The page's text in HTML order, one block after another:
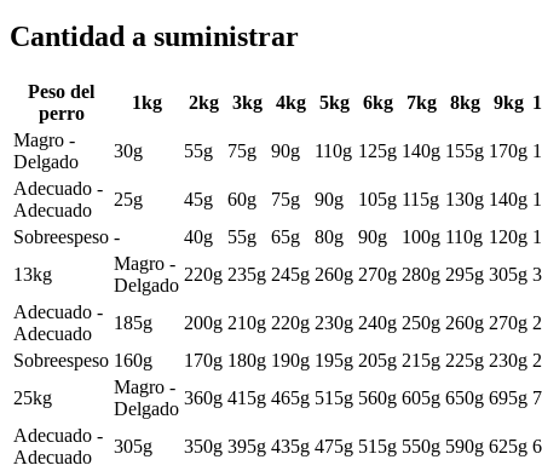
Cantidad a suministrar
Peso del
perro
1kg 2kg 3kg 4kg 5kg 6kg 7kg 8kg 9kg
Magro -
Delgado
30g 55g 75g 90g 110g 125g 140g 155g 170g
Adecuado -
Adecuado
25g 45g 60g 75g 90g 105g 115g 130g 140g
Sobreespeso - 40g 55g 65g 80g 90g 100g 110g 120g
13kg
Magro -
Delgado
220g 235g 245g 260g 270g 280g 295g 305g
Adecuado -
Adecuado
185g 200g 210g 220g 230g 240g 250g 260g 270g
Sobreespeso 160g 170g 180g 190g 195g 205g 215g 225g 230g
25kg
Magro -
Delgado
360g 415g 465g 515g 560g 605g 650g 695g
Adecuado -
Adecuado
305g 350g 395g 435g 475g 515g 550g 590g 625g